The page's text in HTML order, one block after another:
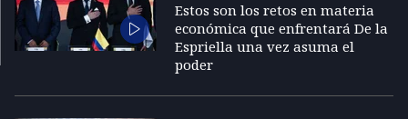
Estos son los retos en materia
económica que enfrentará De la
Espriella una vez asuma el
poder